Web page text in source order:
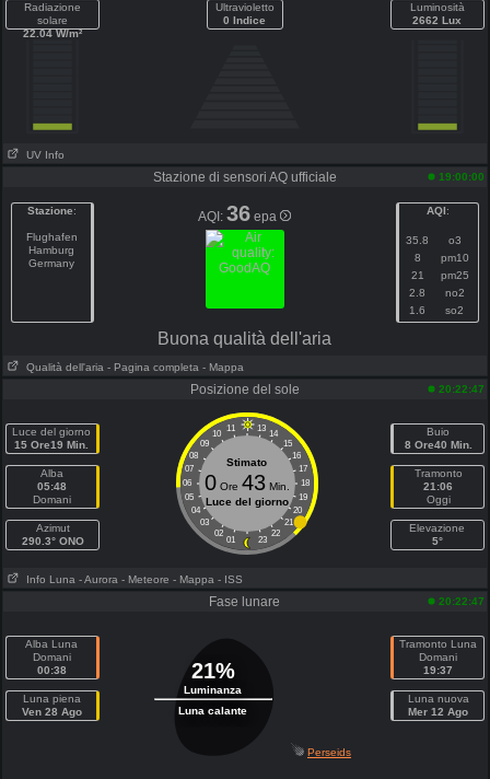
Radiazione
solare
22.04 W/m²
Ultravioletto
0 Indice
Luminosità
2662 Lux
UV Info
Stazione di sensori AQ ufficiale 19:00:00
Stazione:
Flughafen
Hamburg
Germany
AQI:36 epa AQI:
35.8
o3
8
pm10
21
pm25
2.8
no2
1.6
so2
Buona qualità dell'aria
Qualità dell'aria - Pagina completa - Mappa
Posizione del sole 20:22:47
Luce del giorno
15 Ore19 Min.
Alba
05:48
Domani
Azimut
290.3° ONO
11 13
10
14
09
15
08
16
07
17
06
18
05
19
04
20
03
21
02
22
01 23
Stimato
0Ore 43Min.
Luce del giorno
Buio
8 Ore40 Min.
Tramonto
21:06
Oggi
Elevazione
5°
Info Luna - Aurora - Meteore - Mappa - ISS
Fase lunare 20:22:47
Alba Luna
Domani
00:38
Luna piena
Ven 28 Ago
21%
Luminanza
Luna calante
Tramonto Luna
Domani
19:37
Luna nuova
Mer 12 Ago
Perseids